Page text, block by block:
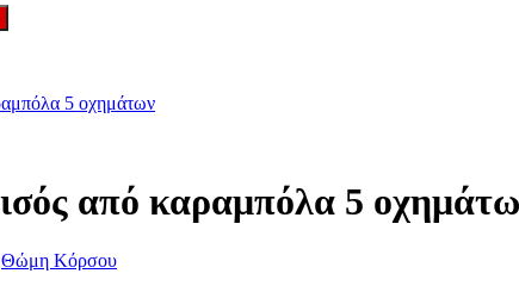
5 οχημάτων
από καραμπόλα 5
Θώμη Κόρσου